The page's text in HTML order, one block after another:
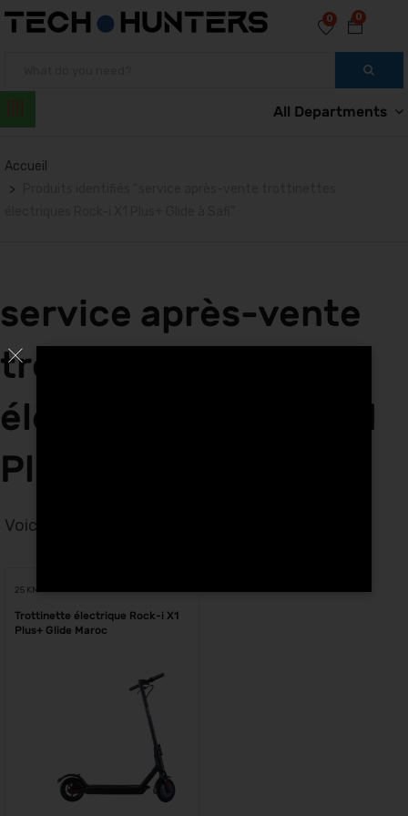
0
0
All Departments
Accueil
service après-vente
trottinettes
électriques Rock-i X1
Plus+ Glide à Safi
Voici le seul résultat
25 KM
Trottinette électrique Rock-i X1
Plus+ Glide Maroc